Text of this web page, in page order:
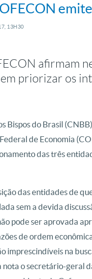
13H30
afirmam
priorizar os
Bispos do Brasil
de Economia
das três
das entidades de
sem a devida
pode ser aprovada
de ordem
imprescindíveis na
nota o secretário-geral